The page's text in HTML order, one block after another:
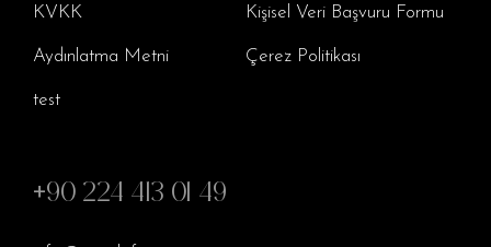
KVKK Kişisel Veri Başvuru Formu
Aydınlatma Metni Çerez Politikası
test
+90 224 413 01 49